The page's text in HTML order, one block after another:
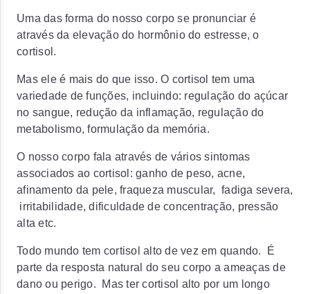
Uma das forma do nosso corpo se pronunciar é
através da elevação do hormônio do estresse, o
cortisol.
Mas ele é mais do que isso. O cortisol tem uma
variedade de funções, incluindo: regulação do açúcar
no sangue, redução da inflamação, regulação do
metabolismo, formulação da memória.
O nosso corpo fala através de vários sintomas
associados ao cortisol: ganho de peso, acne,
afinamento da pele, fraqueza muscular, fadiga severa,
irritabilidade, dificuldade de concentração, pressão
alta etc.
Todo mundo tem cortisol alto de vez em quando.
É
parte da resposta natural do seu corpo a ameaças de
dano ou perigo.
Mas ter cortisol alto por um longo